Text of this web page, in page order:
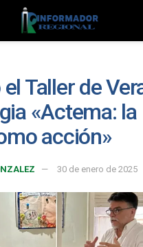
Taller de
«Actema: la
acción»
30 de enero de 2025